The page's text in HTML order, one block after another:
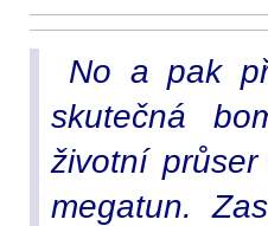
No a pak
skutečná
životní
megatun.